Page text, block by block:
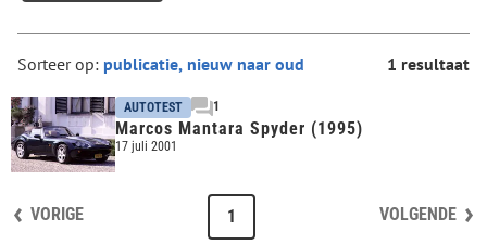
Sorteer op: 1 resultaat
AUTOTEST 1
Marcos Mantara Spyder (1995)
17 juli 2001
VORIGE VOLGENDE
1